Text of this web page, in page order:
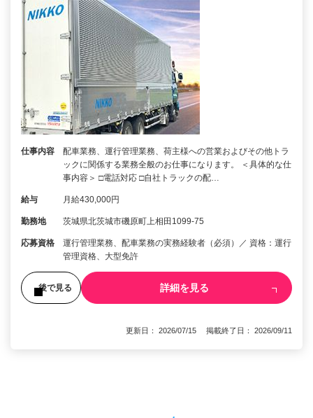
仕事内容
配車業務、運行管理業務、荷主様への営業およびその他トラ
ックに関係する業務全般のお仕事になります。 ＜具体的な仕
事内容＞ □電話対応 □自社トラックの配…
給与 月給430,000円
勤務地 茨城県北茨城市磯原町上相田1099-75
応募資格
運行管理業務、配車業務の実務経験者（必須）／ 資格：運行
管理資格、大型免許
後で見る 詳細を見る
更新日： 2026/07/15 掲載終了日： 2026/09/11